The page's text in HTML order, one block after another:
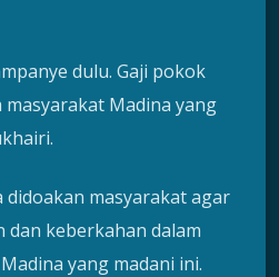
dulu. Gaji pokok
Madina yang
didoakan masyarakat agar
dan keberkahan dalam
yang madani ini.